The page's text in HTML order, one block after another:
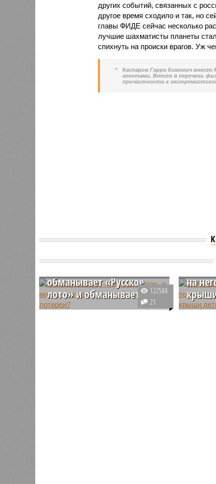
других событий, связанных с
другое время сходило и так, но
главы ФИДЕ сейчас несколько
лучшие шахматисты планеты
спихнуть на происки врагов. Уж
*
Каспаров Гарри Кимович
агентами. Внесен в перечень
причастности к
Лохотрон и развод: как
обманывает «Русское
лото» и обманывает ли?
Как обманывает «Русское лото»,
122584
21
В
на